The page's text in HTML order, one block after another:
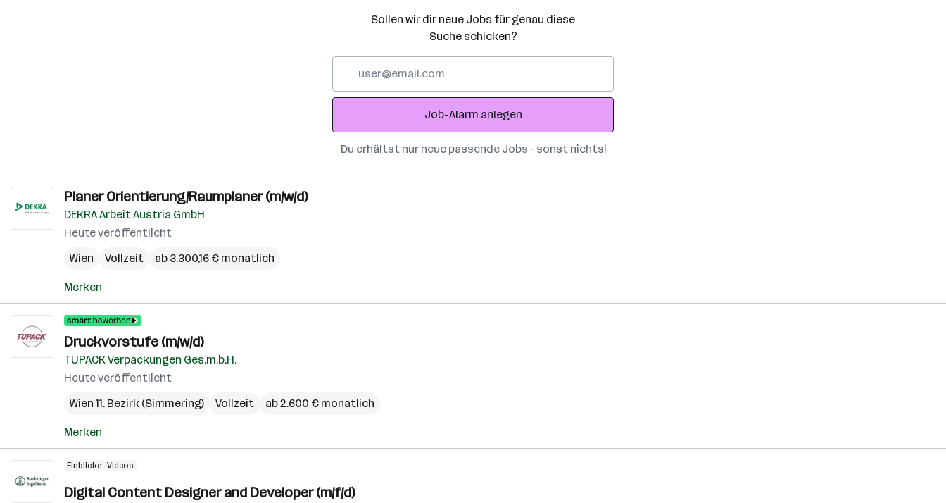
Sollen wir dir neue Jobs für genau diese
Suche schicken?
Adresse
Job-Alarm anlegen
Du erhältst nur neue passende Jobs – sonst nichts!
Planer Orientierung/Raumplaner (m/w/d)
DEKRA Arbeit Austria GmbH
Heute veröffentlicht
Wien
Vollzeit ab 3.300,16 € monatlich
Merken
Druckvorstufe (m/w/d)
TUPACK Verpackungen Ges.m.b.H.
Heute veröffentlicht
Wien 11. Bezirk (Simmering)
Vollzeit ab 2.600 € monatlich
Merken
Einblicke Videos
Digital Content Designer and Developer (m/f/d)